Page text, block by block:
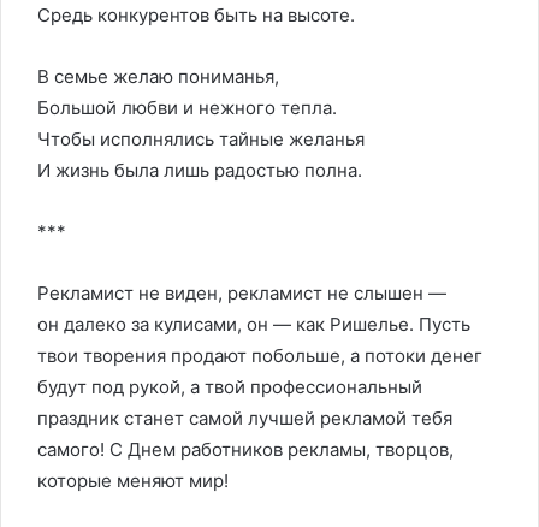
Средь конкурентов быть на высоте.
В семье желаю пониманья,
Большой любви и нежного тепла.
Чтобы исполнялись тайные желанья
И жизнь была лишь радостью полна.
***
Рекламист не виден, рекламист не слышен —
он далеко за кулисами, он — как Ришелье. Пусть
твои творения продают побольше, а потоки денег
будут под рукой, а твой профессиональный
праздник станет самой лучшей рекламой тебя
самого! С Днем работников рекламы, творцов,
которые меняют мир!